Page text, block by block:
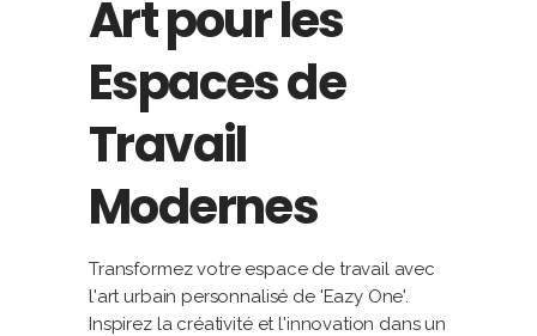
Art pour les
Espaces de
Travail
Modernes
Transformez votre espace de travail avec
l'art urbain personnalisé de 'Eazy One'.
Inspirez la créativité et l'innovation dans un